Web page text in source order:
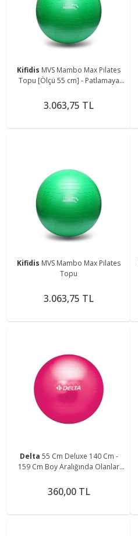
Kifidis MVS Mambo Max Pilates
Topu [Ölçü 55 cm] - Patlamaya
(Anti-Burst)
3.063,75 TL
Kifidis MVS Mambo Max Pilates
Topu
3.063,75 TL
Delta 55 Cm Deluxe 140 Cm -
159 Cm Boy Aralığında Olanlar
(POMPA YOK)
360,00 TL